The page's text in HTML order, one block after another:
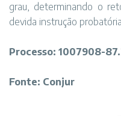
grau, determinando o
devida instrução
Processo: 1007908-
Fonte: Conjur